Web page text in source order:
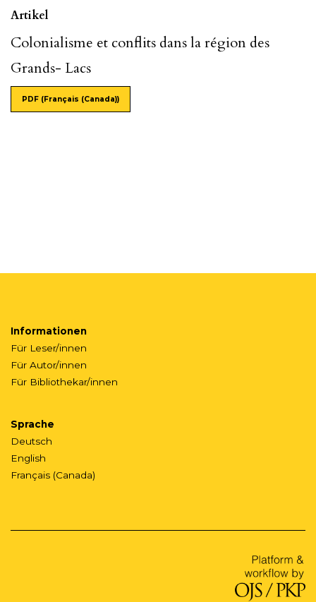
Artikel
Colonialisme et conflits dans la région des
Grands- Lacs
PDF (Français (Canada))
Informationen
Für Leser/innen
Für Autor/innen
Für Bibliothekar/innen
Sprache
Deutsch
English
Français (Canada)